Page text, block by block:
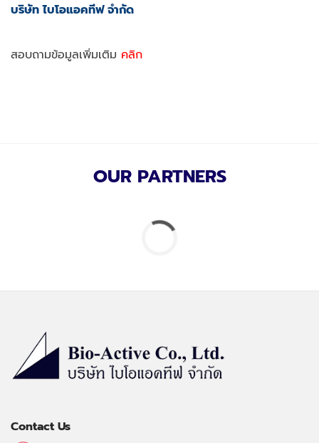
บริษัท ไบโอแอคทีฟ จำกัด
สอบถามข้อมูลเพิ่มเติม คลิก
OUR PARTNERS
Contact Us